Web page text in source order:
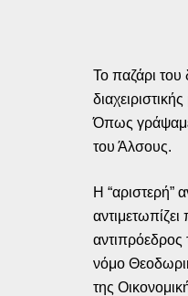
Το παζάρι του
Όπως γράψαμε
του Άλσους.
Η “αριστερή”
αντιπρόεδρος
νόμο
της